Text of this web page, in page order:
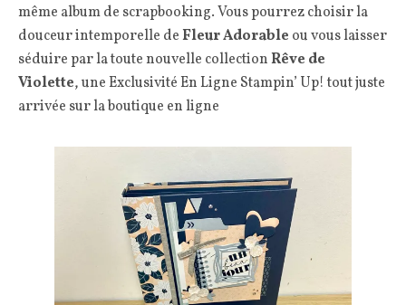
même album de scrapbooking. Vous pourrez choisir la
douceur intemporelle deFleur Adorable ou vous laisser
séduire par la toute nouvelle collectionRêve de
Violette, une Exclusivité En Ligne Stampin’ Up! tout juste
arrivée sur la boutique en ligne